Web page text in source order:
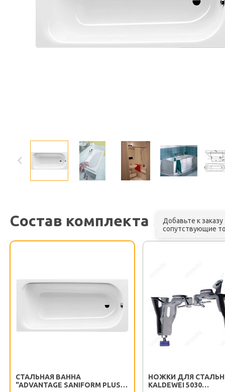
Состав комплекта
Добавьте к заказу
сопутствующие
СТАЛЬНАЯ ВАННА
"ADVANTAGE SANIFORM PLUS
НОЖКИ ДЛЯ
KALDEWEI 5030